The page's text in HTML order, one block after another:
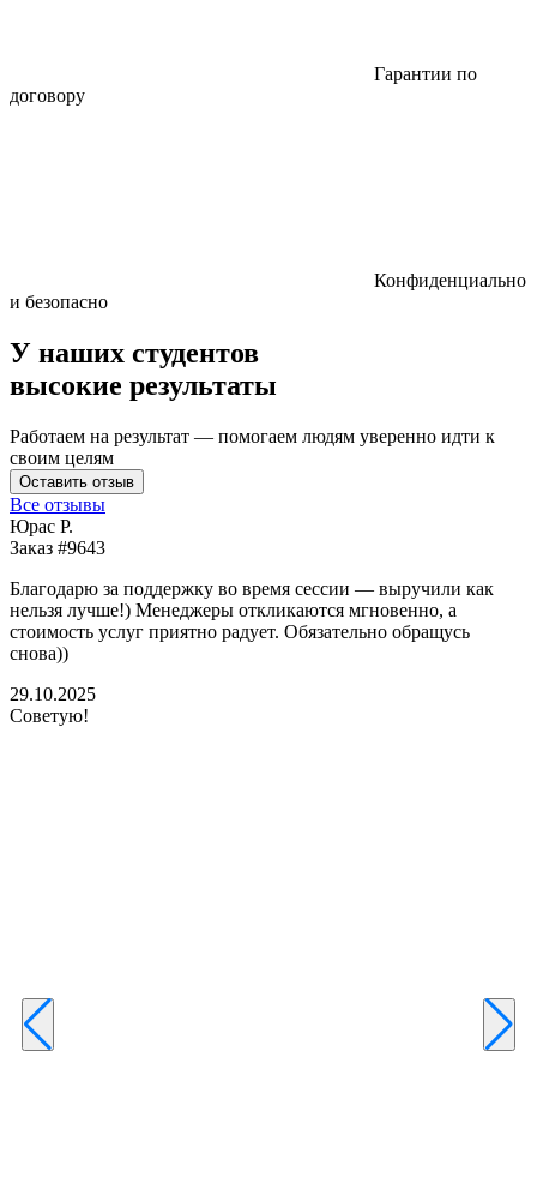
Гарантии по
договору
Конфиденциально
и безопасно
У наших студентов
высокие результаты
Работаем на результат — помогаем людям уверенно идти к
своим целям
Оставить отзыв
Все отзывы
Юрас Р.
Заказ #9643
Благодарю за поддержку во время сессии — выручили как
нельзя лучше!) Менеджеры откликаются мгновенно, а
стоимость услуг приятно радует. Обязательно обращусь
снова))
29.10.2025
Советую!